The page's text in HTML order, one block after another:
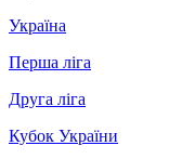
Україна
Перша ліга
Друга ліга
Кубок України